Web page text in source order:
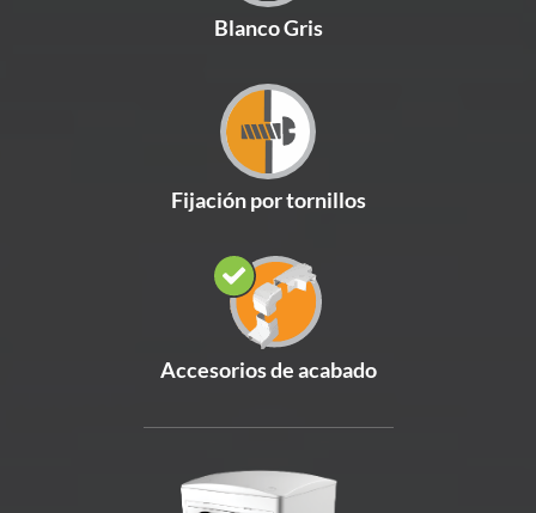
Blanco Gris
Fijación por tornillos
Accesorios de acabado